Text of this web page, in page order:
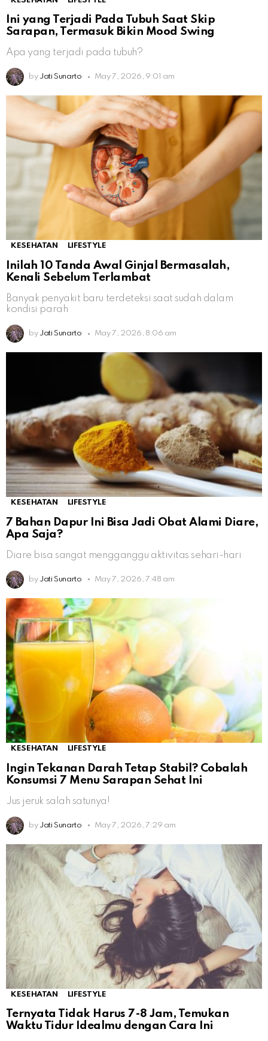
Ini yang Terjadi Pada Tubuh Saat Skip
Sarapan, Termasuk Bikin Mood Swing
Apa yang terjadi pada tubuh?
by Jati Sunarto May 7, 2026, 9:01 am
KESEHATAN LIFESTYLE
Inilah 10 Tanda Awal Ginjal Bermasalah,
Kenali Sebelum Terlambat
Banyak penyakit baru terdeteksi saat sudah dalam
kondisi parah
by Jati Sunarto May 7, 2026, 8:06 am
KESEHATAN LIFESTYLE
7 Bahan Dapur Ini Bisa Jadi Obat Alami Diare,
Apa Saja?
Diare bisa sangat mengganggu aktivitas sehari-hari
by Jati Sunarto May 7, 2026, 7:48 am
KESEHATAN LIFESTYLE
Ingin Tekanan Darah Tetap Stabil? Cobalah
Konsumsi 7 Menu Sarapan Sehat Ini
Jus jeruk salah satunya!
by Jati Sunarto May 7, 2026, 7:29 am
KESEHATAN LIFESTYLE
Ternyata Tidak Harus 7-8 Jam, Temukan
Waktu Tidur Idealmu dengan Cara Ini